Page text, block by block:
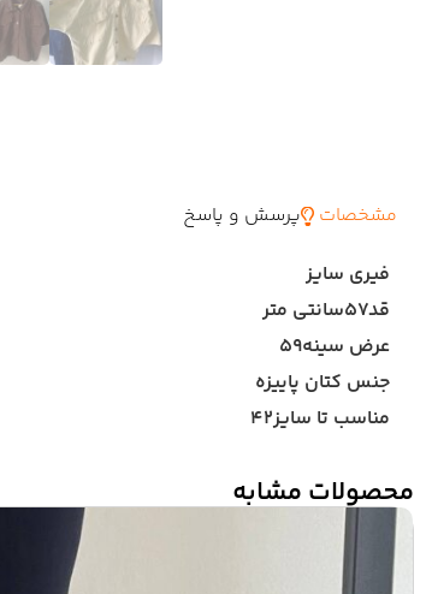
مشخصات
پرسش و پاسخ
فیری سایز
قد۵۷سانتی متر
عرض سینه۵۹
جنس کتان پاییزه
مناسب تا سایز۴۲
محصولات مشابه